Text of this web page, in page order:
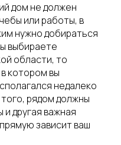
дом не должен
или работы, в
нужно добираться
выбираете
области, то
котором вы
недалеко
рядом должны
другая важная
зависит ваш